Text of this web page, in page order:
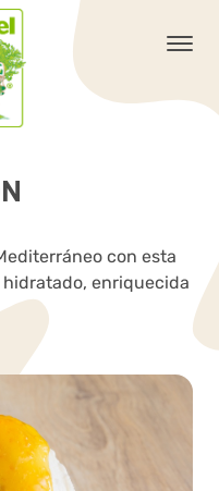
con esta
hidratado, enriquecida